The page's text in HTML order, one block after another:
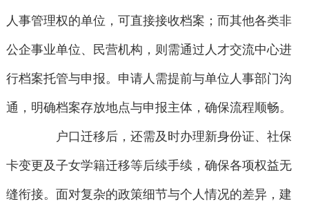
人事管理权的单位，可直接接收档案；而其他各类非
公企事业单位、民营机构，则需通过人才交流中心进
行档案托管与申报。申请人需提前与单位人事部门沟
通，明确档案存放地点与申报主体，确保流程顺畅。
户口迁移后，还需及时办理新身份证、社保
卡变更及子女学籍迁移等后续手续，确保各项权益无
缝衔接。面对复杂的政策细节与个人情况的差异，建